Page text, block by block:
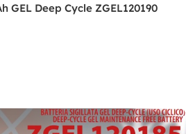
GEL Deep Cycle ZGEL120190